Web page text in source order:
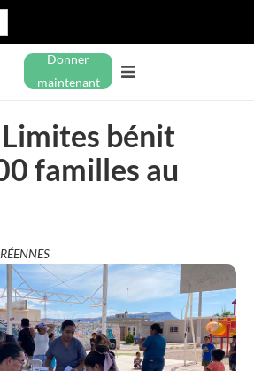
Donner
maintenant
bénit
familles au